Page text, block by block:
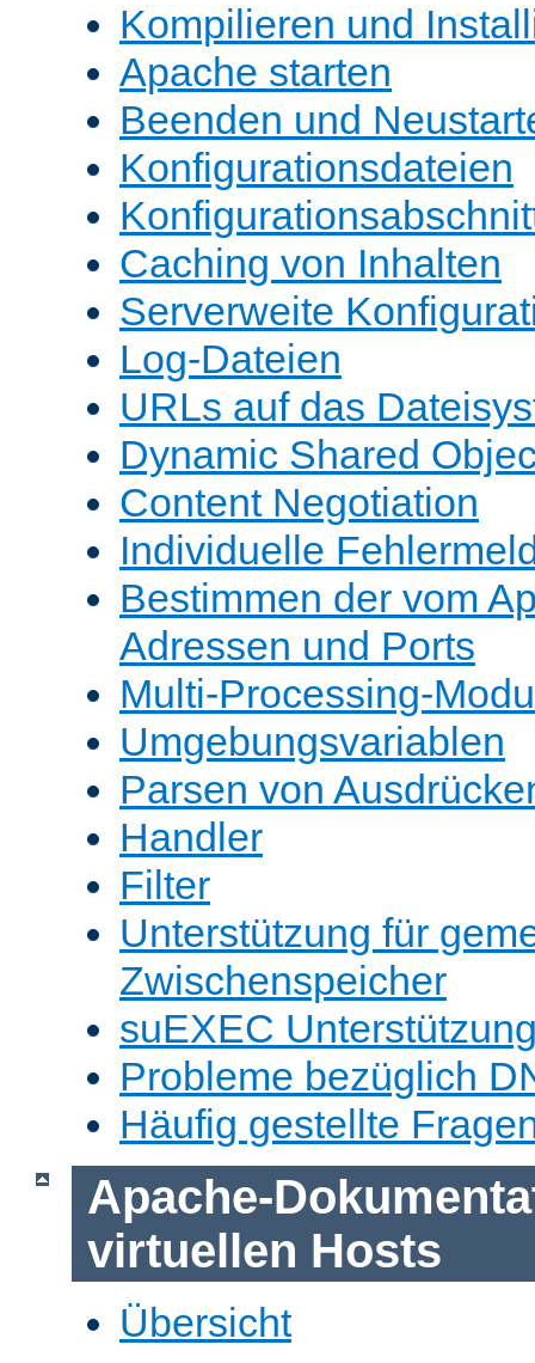
Kompilieren und
Apache starten
Beenden und
Konfigurationsdateien
Caching von Inhalten
Serverweite
Log-Dateien
URLs auf das
Dynamic Shared
Content Negotiation
Individuelle
Bestimmen der vom
Adressen und Ports
Multi-Processing-
Umgebungsvariablen
Parsen von
Handler
Filter
Unterstützung für
Zwischenspeicher
suEXEC
Probleme bezüglich
Häufig gestellte
Apache-
virtuellen Hosts
Übersicht